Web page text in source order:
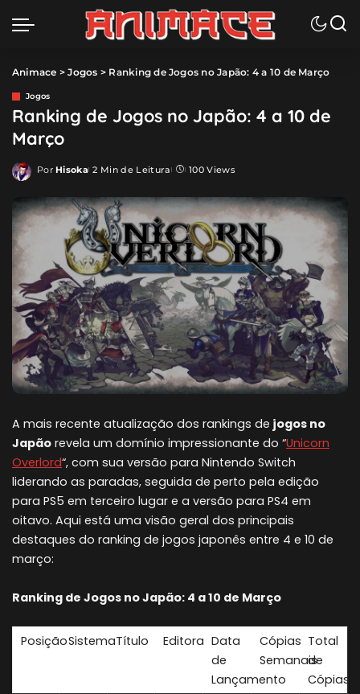
Animace >Jogos > Ranking de Jogos no Japão: 4 a 10 de Março
Jogos
Ranking de Jogos no Japão: 4 a 10 de
Março
Posted
Por Hisoka 2 Min de Leitura 100 Views
A mais recente atualização dos rankings de jogos no
Japão revela um domínio impressionante do “Unicorn
Overlord“, com sua versão para Nintendo Switch
liderando as paradas, seguida de perto pela edição
para PS5 em terceiro lugar e a versão para PS4 em
oitavo. Aqui está uma visão geral dos principais
destaques do ranking de jogos japonês entre 4 e 10 de
março:
Ranking de Jogos no Japão: 4 a 10 de Março
PosiçãoSistemaTítulo Editora Data
de
Lançamento
Cópias
Semanais
Total
de
Cópias